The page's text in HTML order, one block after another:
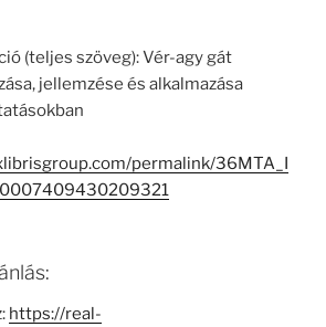
(teljes szöveg): Vér-agy gát
jellemzése és alkalmazása
permalink/36MTA_I
https://real-